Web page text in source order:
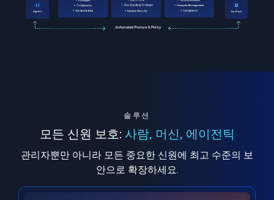
솔루션
모든 신원 보호: 사람, 머신, 에이전틱
관리자뿐만 아니라 모든 중요한 신원에 최고 수준의 보
안으로 확장하세요.